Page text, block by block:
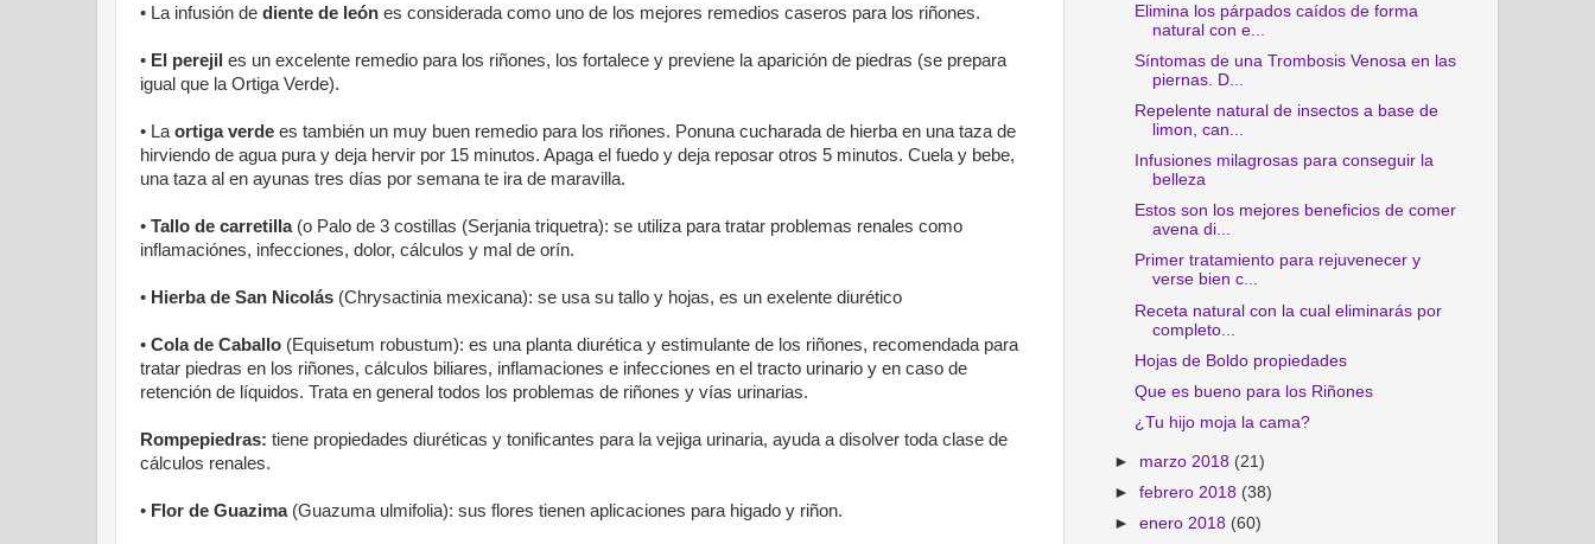
• La infusión de diente de león es considerada como uno de los mejores remedios caseros para los riñones.
• El perejil es un excelente remedio para los riñones, los fortalece y previene la aparición de piedras (se prepara
igual que la Ortiga Verde).
• La ortiga verde es también un muy buen remedio para los riñones. Ponuna cucharada de hierba en una taza de
hirviendo de agua pura y deja hervir por 15 minutos. Apaga el fuedo y deja reposar otros 5 minutos. Cuela y bebe,
una taza al en ayunas tres días por semana te ira de maravilla.
• Tallo de carretilla(o Palo de 3 costillas (Serjania triquetra): se utiliza para tratar problemas renales como
inflamaciónes, infecciones, dolor, cálculos y mal de orín.
• Hierba de San Nicolás (Chrysactinia mexicana): se usa su tallo y hojas, es un exelente diurético
• Cola de Caballo (Equisetum robustum): es una planta diurética y estimulante de los riñones, recomendada para
tratar piedras en los riñones, cálculos biliares, inflamaciones e infecciones en el tracto urinario y en caso de
retención de líquidos. Trata en general todos los problemas de riñones y vías urinarias.
Rompepiedras: tiene propiedades diuréticas y tonificantes para la vejiga urinaria, ayuda a disolver toda clase de
cálculos renales.
• Flor de Guazima(Guazuma ulmifolia): sus flores tienen aplicaciones para higado y riñon.
Elimina los párpados caídos de forma
natural con e...
Síntomas de una Trombosis Venosa en las
piernas. D...
Repelente natural de insectos a base de
limon, can...
Infusiones milagrosas para conseguir la
belleza
Estos son los mejores beneficios de comer
avena di...
Primer tratamiento para rejuvenecer y
verse bien c...
Receta natural con la cual eliminarás por
completo...
Hojas de Boldo propiedades
Que es bueno para los Riñones
¿Tu hijo moja la cama?
► marzo 2018 (21)
►febrero 2018 (38)
►enero 2018 (60)